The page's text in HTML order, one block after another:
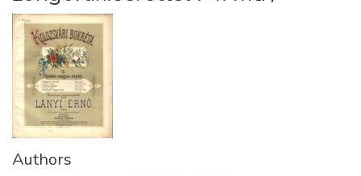
Authors